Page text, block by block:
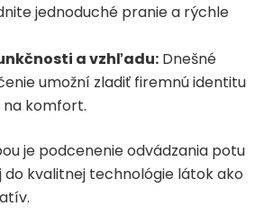
jednoduché pranie a rýchle
a vzhľadu: Dnešné
umožní zladiť firemnú identitu
na komfort.
je podcenenie odvádzania potu
do kvalitnej technológie látok ako